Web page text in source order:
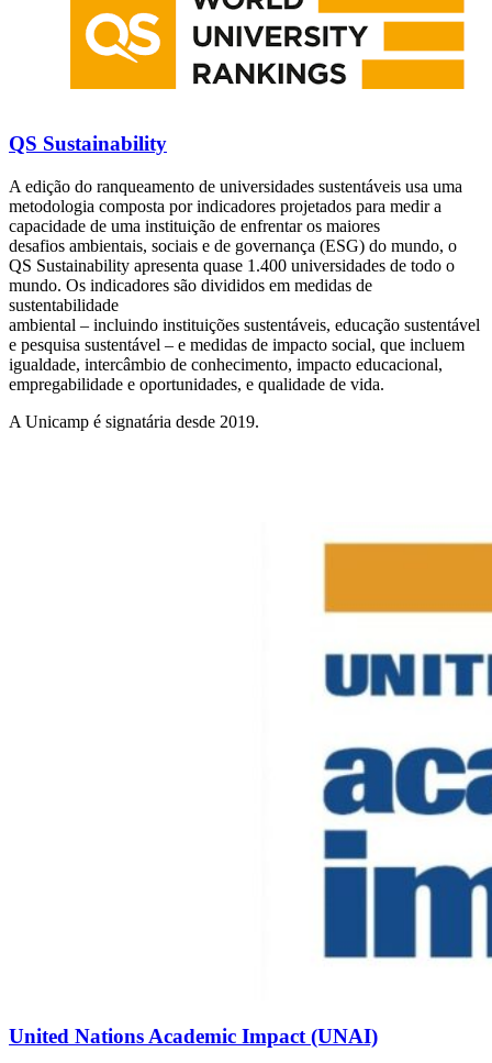
QS Sustainability
A edição do ranqueamento de universidades sustentáveis usa uma
metodologia composta por indicadores projetados para medir a
capacidade de uma instituição de enfrentar os maiores
desafios ambientais, sociais e de governança (ESG) do mundo, o
QS Sustainability apresenta quase 1.400 universidades de todo o
mundo. Os indicadores são divididos em medidas de
sustentabilidade
ambiental – incluindo instituições sustentáveis, educação sustentável
e pesquisa sustentável – e medidas de impacto social, que incluem
igualdade, intercâmbio de conhecimento, impacto educacional,
empregabilidade e oportunidades, e qualidade de vida.
A Unicamp é signatária desde 2019.
United Nations Academic Impact (UNAI)